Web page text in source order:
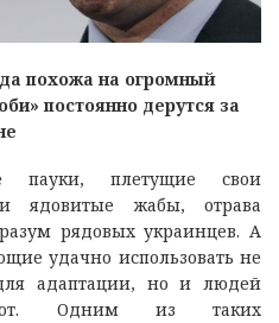
похожа на огромный
постоянно дерутся за
пауки, плетущие свои
и ядовитые жабы, отрава
рядовых украинцев. А
удачно использовать не
адаптации, но и людей
Одним из таких